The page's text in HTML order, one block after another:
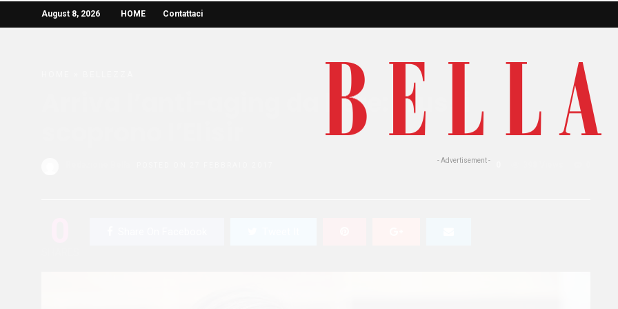
August 8, 2026 HOME Contattaci
- Advertisement -
Arriva l’anti-aging da bere: i russi